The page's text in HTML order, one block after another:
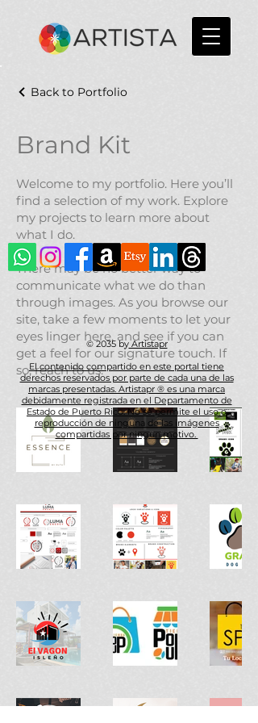
Back to Portfolio
Brand Kit
Welcome to my portfolio. Here you’ll
find a selection of my work. Explore
my projects to learn more about
what I do.
There may be no better way to
communicate what we do than
through images. As you browse our
site, take a few moments to let your
eyes linger here, and see if you can
get a feel for our signature touch. If
so, reach to us.
© 2035 byArtistapr
El contenido compartido en este portal tiene
derechos reservados por parte de cada una de las
marcas presentadas. Artistapr ® es una marca
debidamente registrada en el Departamento de
Estado de Puerto Rico. No se permite el uso o
reproducción de ninguna de las imágenes
compartidas por ningun motivo.